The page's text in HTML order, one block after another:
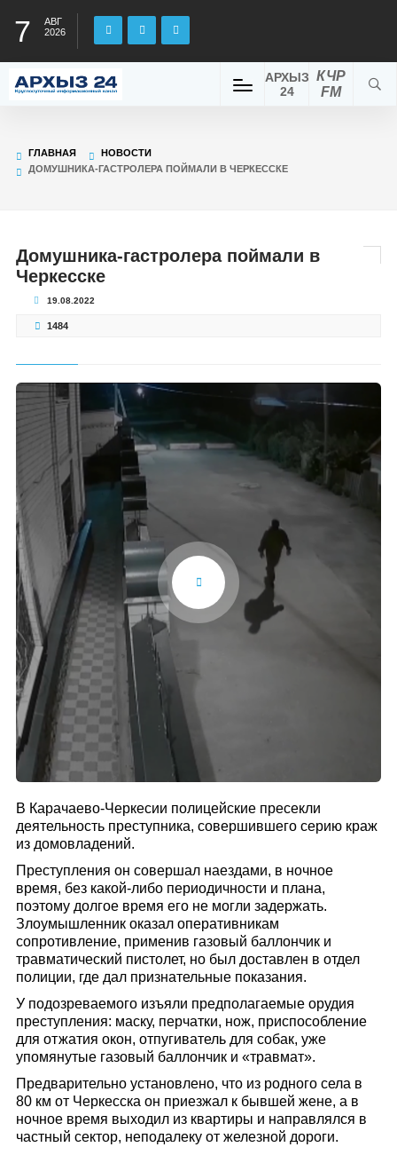
7
АВГ
2026
КЧР
FM
АРХЫЗ
24
ГЛАВНАЯ
НОВОСТИ
ДОМУШНИКА-ГАСТРОЛЕРА ПОЙМАЛИ В ЧЕРКЕССКЕ
Домушника-гастролера поймали в
Черкесске
19.08.2022
1484
В Карачаево-Черкесии полицейские пресекли
деятельность преступника, совершившего серию краж
из домовладений.
Преступления он совершал наездами, в ночное
время, без какой-либо периодичности и плана,
поэтому долгое время его не могли задержать.
Злоумышленник оказал оперативникам
сопротивление, применив газовый баллончик и
травматический пистолет, но был доставлен в отдел
полиции, где дал признательные показания.
У подозреваемого изъяли предполагаемые орудия
преступления: маску, перчатки, нож, приспособление
для отжатия окон, отпугиватель для собак, уже
упомянутые газовый баллончик и «травмат».
Предварительно установлено, что из родного села в
80 км от Черкесска он приезжал к бывшей жене, а в
ночное время выходил из квартиры и направлялся в
частный сектор, неподалеку от железной дороги.